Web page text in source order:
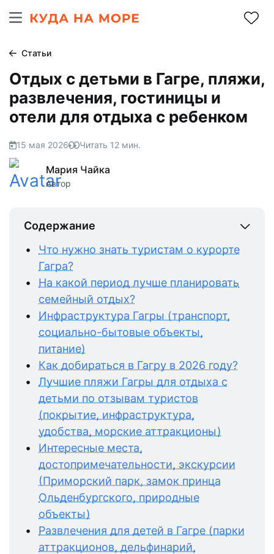
Статьи
Отдых с детьми в Гагре, пляжи,
развлечения, гостиницы и
отели для отдыха с ребенком
15 мая 2026 Читать 12мин.
Мария Чайка
Автор
Содержание
Что нужно знать туристам о курорте
Гагра?
На какой период лучше планировать
семейный отдых?
Инфраструктура Гагры (транспорт,
социально-бытовые объекты,
питание)
Как добираться в Гагру в 2026 году?
Лучшие пляжи Гагры для отдыха с
детьми по отзывам туристов
(покрытие, инфраструктура,
удобства, морские аттракционы)
Интересные места,
достопримечательности, экскурсии
(Приморский парк, замок принца
Ольденбургского, природные
объекты)
Развлечения для детей в Гагре (парки
аттракционов, дельфинарий,